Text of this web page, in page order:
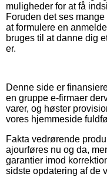
muligheder for at få
Foruden det ses
at formulere en
bruges til at danne dig
er.
Denne side er
en gruppe e-firmaer
varer, og høster
vores hjemmeside
Fakta vedrørende
ajourføres nu og da,
garantier imod
sidste opdatering af de